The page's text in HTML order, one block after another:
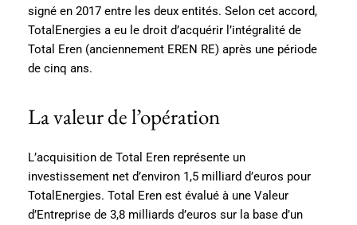
signé en 2017 entre les deux entités. Selon cet accord,
TotalEnergies a eu le droit d’acquérir l’intégralité de
Total Eren (anciennement EREN RE) après une période
de cinq ans.
La valeur de l’opération
L’acquisition de Total Eren représente un
investissement net d’environ 1,5 milliard d’euros pour
TotalEnergies. Total Eren est évalué à une Valeur
d’Entreprise de 3,8 milliards d’euros sur la base d’un